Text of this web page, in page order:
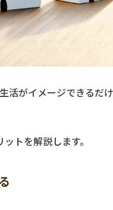
活がイメージできるだ
トを解説します。